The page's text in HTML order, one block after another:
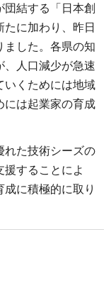
結する「日本創
に加わり、昨日
ました。各県の知
、人口減少が急速
いくためには地域
には起業家の育成
れた技術シーズの
することによ
に積極的に取り